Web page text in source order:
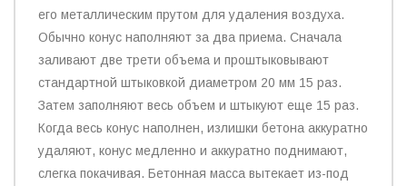
его металлическим прутом для удаления воздуха.
Обычно конус наполняют за два приема. Сначала
заливают две трети объема и проштыковывают
стандартной штыковкой диаметром 20 мм 15 раз.
Затем заполняют весь объем и штыкуют еще 15 раз.
Когда весь конус наполнен, излишки бетона аккуратно
удаляют, конус медленно и аккуратно поднимают,
слегка покачивая. Бетонная масса вытекает из-под